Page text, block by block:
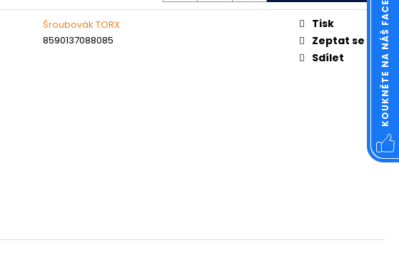
Šroubovák TORX
8590137088085
Tisk
Zeptat se
Sdílet
PODLOŽKA PÉROVÁ ČTVERCOVÁ NEREZ
KOUKNĚTE NA NÁŠ FACEBOOK